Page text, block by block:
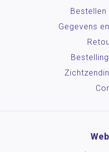
Bestellen
Gegevens